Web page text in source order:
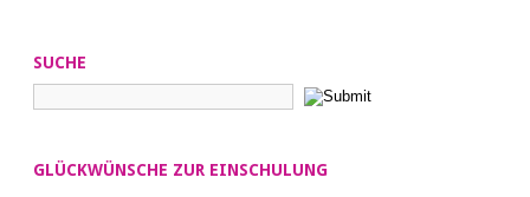
SUCHE
GLÜCKWÜNSCHE ZUR EINSCHULUNG